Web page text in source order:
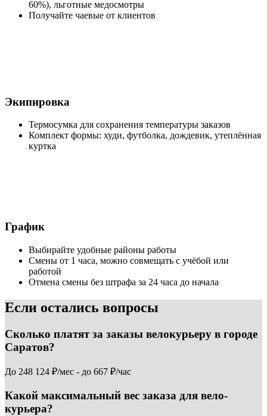
60%), льготные медосмотры
Получайте чаевые от клиентов
Экипировка
Термосумка для сохранения температуры заказов
Комплект формы: худи, футболка, дождевик, утеплённая
куртка
График
Выбирайте удобные районы работы
Смены от 1 часа, можно совмещать с учёбой или
работой
Отмена смены без штрафа за 24 часа до начала
Если остались вопросы
Сколько платят за заказы велокурьеру в городе
Саратов?
До 248 124 ₽/мес - до 667 ₽/час
Какой максимальный вес заказа для вело-
курьера?